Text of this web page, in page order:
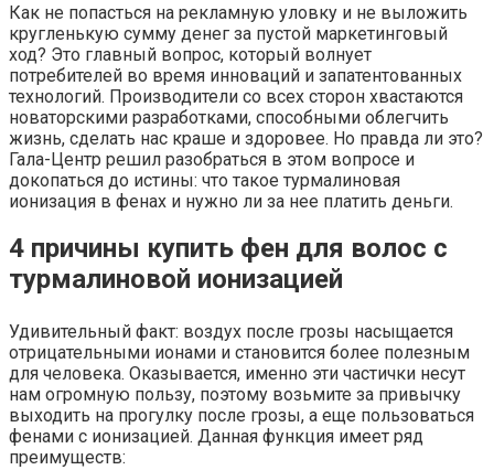
Как не попасться на рекламную уловку и не выложить
кругленькую сумму денег за пустой маркетинговый
ход? Это главный вопрос, который волнует
потребителей во время инноваций и запатентованных
технологий. Производители со всех сторон хвастаются
новаторскими разработками, способными облегчить
жизнь, сделать нас краше и здоровее. Но правда ли это?
Гала-Центр решил разобраться в этом вопросе и
докопаться до истины: что такое турмалиновая
ионизация в фенах и нужно ли за нее платить деньги.
4 причины купить фен для волос с
турмалиновой ионизацией
Удивительный факт: воздух после грозы насыщается
отрицательными ионами и становится более полезным
для человека. Оказывается, именно эти частички несут
нам огромную пользу, поэтому возьмите за привычку
выходить на прогулку после грозы, а еще пользоваться
фенами с ионизацией. Данная функция имеет ряд
преимуществ: